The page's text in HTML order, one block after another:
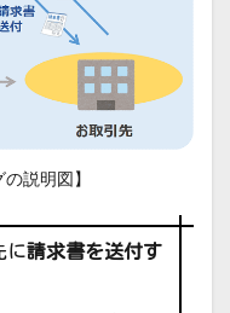
説明図】
に請求書を送付す